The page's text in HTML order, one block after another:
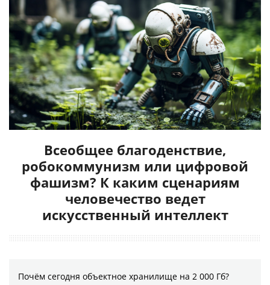
Всеобщее благоденствие,
робокоммунизм или цифровой
фашизм? К каким сценариям
человечество ведет
искусственный интеллект
Почём сегодня объектное хранилище на 2 000 Гб?